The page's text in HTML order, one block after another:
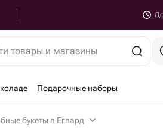
товары и магазины
Подарочные наборы
букеты в Егвард